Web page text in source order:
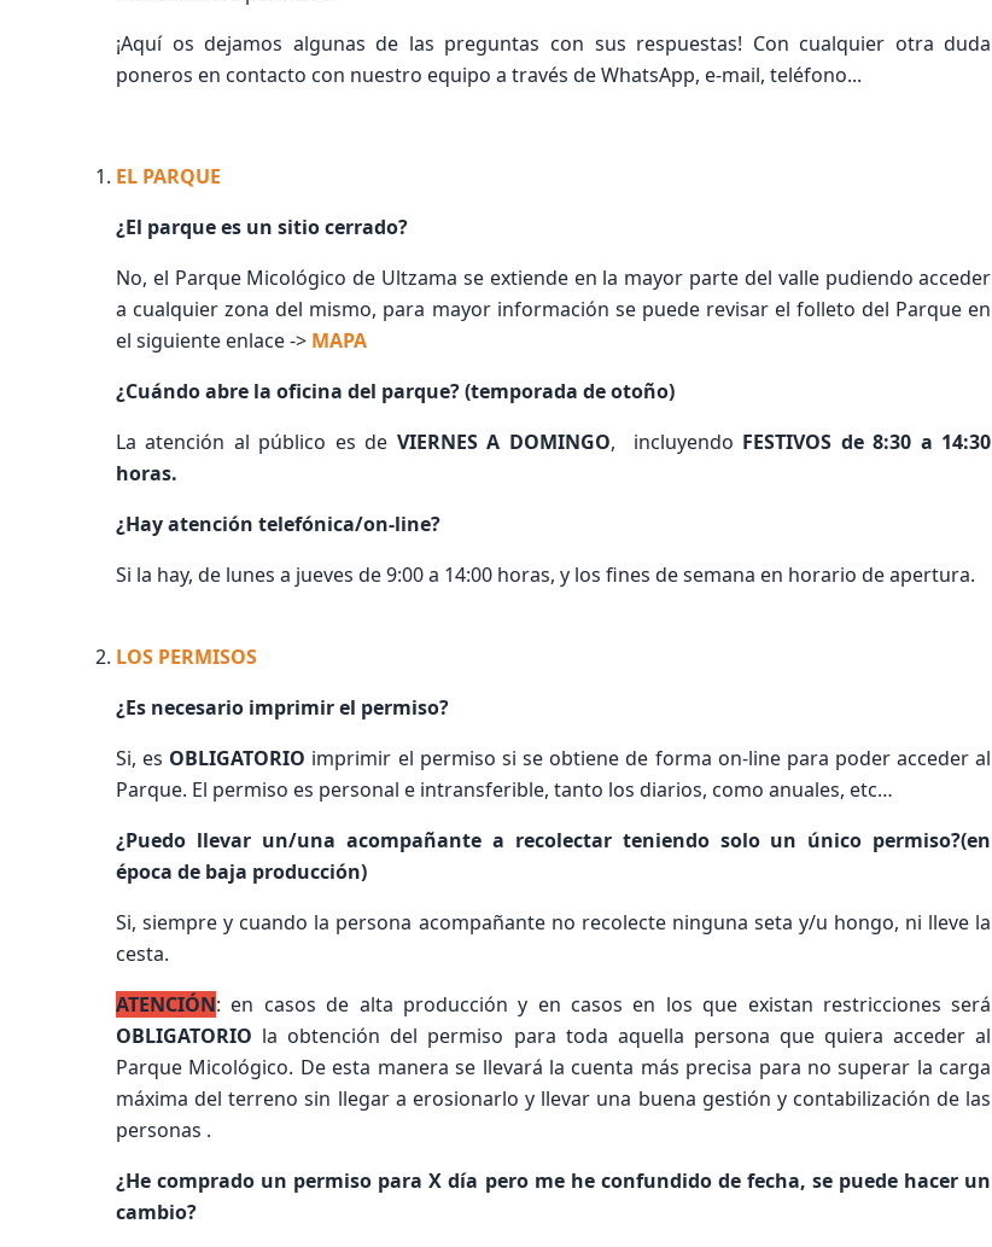
¡Aquí os dejamos algunas de las preguntas con sus respuestas! Con cualquier otra duda
poneros en contacto con nuestro equipo a través de WhatsApp, e-mail, teléfono...
EL PARQUE
¿El parque es un sitio cerrado?
No, el Parque Micológico de Ultzama se extiende en la mayor parte del valle pudiendo acceder
a cualquier zona del mismo, para mayor información se puede revisar el folleto del Parque en
el siguiente enlace -> MAPA
¿Cuándo abre la oficina del parque? (temporada de otoño)
La atención al público es de VIERNES A DOMINGO, incluyendo FESTIVOS de 8:30 a 14:30
horas.
¿Hay atención telefónica/on-line?
Si la hay, de lunes a jueves de 9:00 a 14:00 horas, y los fines de semana en horario de apertura.
LOS PERMISOS
¿Es necesario imprimir el permiso?
Si, es OBLIGATORIO imprimir el permiso si se obtiene de forma on-line para poder acceder al
Parque. El permiso es personal e intransferible, tanto los diarios, como anuales, etc…
¿Puedo llevar un/una acompañante a recolectar teniendo solo un único permiso?(en
época de baja producción)
Si, siempre y cuando la persona acompañante no recolecte ninguna seta y/u hongo, ni lleve la
cesta.
ATENCIÓN: en casos de alta producción y en casos en los que existan restricciones será
OBLIGATORIO la obtención del permiso para toda aquella persona que quiera acceder al
Parque Micológico. De esta manera se llevará la cuenta más precisa para no superar la carga
máxima del terreno sin llegar a erosionarlo y llevar una buena gestión y contabilización de las
personas .
¿He comprado un permiso para X día pero me he confundido de fecha, se puede hacer un
cambio?